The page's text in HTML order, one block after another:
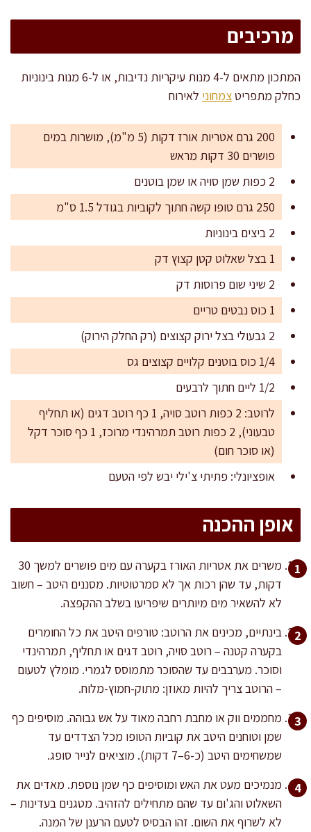
מרכיבים
המתכון מתאים ל-4 מנות עיקריות נדיבות, או ל-6 מנות בינוניות
כחלק מתפריטצמחוני לאירוח
200 גרם אטריות אורז דקות (5 מ"מ), מושרות במים
פושרים 30 דקות מראש
2 כפות שמן סויה או שמן בוטנים
250 גרם טופו קשה חתוך לקוביות בגודל 1.5 ס"מ
2 ביצים בינוניות
1 בצל שאלוט קטן קצוץ דק
2 שיני שום פרוסות דק
1 כוס נבטים טריים
2 גבעולי בצל ירוק קצוצים (רק החלק הירוק)
1/4 כוס בוטנים קלויים קצוצים גס
1/2 ליים חתוך לרבעים
לרוטב: 2 כפות רוטב סויה, 1 כף רוטב דגים (או תחליף
טבעוני), 2 כפות רוטב תמרהינדי מרוכז, 1 כף סוכר דקל
(או סוכר חום)
אופציונלי: פתיתי צ'ילי יבש לפי הטעם
אופן ההכנה
משרים את אטריות האורז בקערה עם מים פושרים למשך 30
דקות, עד שהן רכות אך לא סמרטוטיות. מסננים היטב – חשוב
לא להשאיר מים מיותרים שיפריעו בשלב ההקפצה.
בינתיים, מכינים את הרוטב: טורפים היטב את כל החומרים
בקערה קטנה – רוטב סויה, רוטב דגים או תחליף, תמרהינדי
וסוכר. מערבבים עד שהסוכר מתמוסס לגמרי. מומלץ לטעום
– הרוטב צריך להיות מאוזן: מתוק-חמוץ-מלוח.
מחממים ווק או מחבת רחבה מאוד על אש גבוהה. מוסיפים כף
שמן וטוחנים היטב את קוביות הטופו מכל הצדדים עד
שמשחימים היטב (כ-6–7 דקות). מוציאים לנייר סופג.
מנמיכים מעט את האש ומוסיפים כף שמן נוספת. מאדים את
השאלוט והג'ום עד שהם מתחילים להזהיב. מטגנים בעדינות –
לא לשרוף את השום. זהו הבסיס לטעם הרענן של המנה.